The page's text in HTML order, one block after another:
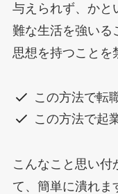
与えられず、かと
難な生活を強いる
思想を持つことを
この方法で転
この方法で起
こんなこと思い付
て、簡単に潰れま